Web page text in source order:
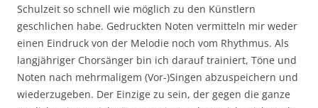
Schulzeit so schnell wie möglich zu den Künstlern
geschlichen habe. Gedruckten Noten vermitteln mir weder
einen Eindruck von der Melodie noch vom Rhythmus. Als
langjähriger Chorsänger bin ich darauf trainiert, Töne und
Noten nach mehrmaligem (Vor-)Singen abzuspeichern und
wiederzugeben. Der Einzige zu sein, der gegen die ganze